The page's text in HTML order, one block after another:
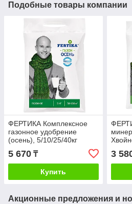
Подобные товары компании
ФЕРТИКА Комплексное
газонное удобрение
(осень), 5/10/25/40кг
5 670 ₸
Купить
лето),
3
Акционные предложения и